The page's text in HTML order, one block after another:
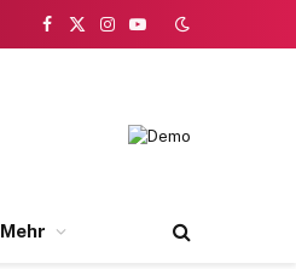
Facebook
X
Instagram
YouTube
Mehr